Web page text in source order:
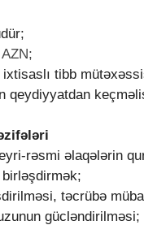
tibb
qeydiyyatdan
rəsmi əlaqələrin
birləşdirmək;
təcrübə
gücləndirilməsi;